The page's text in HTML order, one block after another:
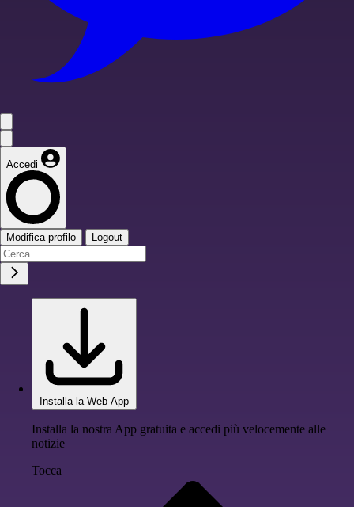
Accedi
Modifica profilo Logout
Installa la Web App
Installa la nostra App gratuita e accedi più velocemente alle
notizie
Tocca